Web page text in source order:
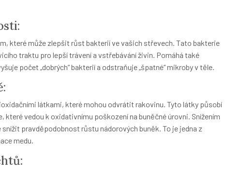
které může zlepšit růst bakterií ve vašich střevech. Tato bakterie
traktu pro lepší trávení a vstřebávání živin. Pomáhá také
počet „dobrých“ bakterií a odstraňuje „špatné“ mikroby v těle.
látkami, které mohou odvrátit rakovinu. Tyto látky působí
které vedou k oxidativnímu poškození na buněčné úrovni. Snížením
pravděpodobnost růstu nádorových buněk. To je jedna z
medu.